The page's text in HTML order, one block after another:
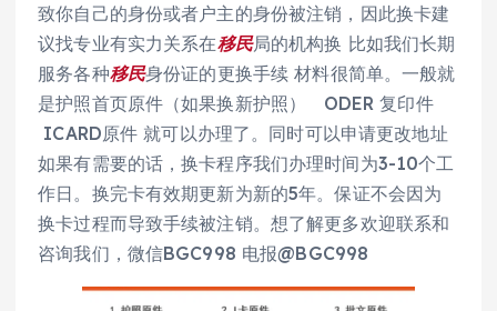
致你自己的身份或者户主的身份被注销，因此换卡建
议找专业有实力关系在移民局的机构换 比如我们长期
服务各种移民身份证的更换手续 材料很简单。一般就
是护照首页原件（如果换新护照） ODER 复印件
ICARD原件 就可以办理了。同时可以申请更改地址
如果有需要的话，换卡程序我们办理时间为3-10个工
作日。换完卡有效期更新为新的5年。保证不会因为
换卡过程而导致手续被注销。想了解更多欢迎联系和
咨询我们，微信BGC998 电报@BGC998